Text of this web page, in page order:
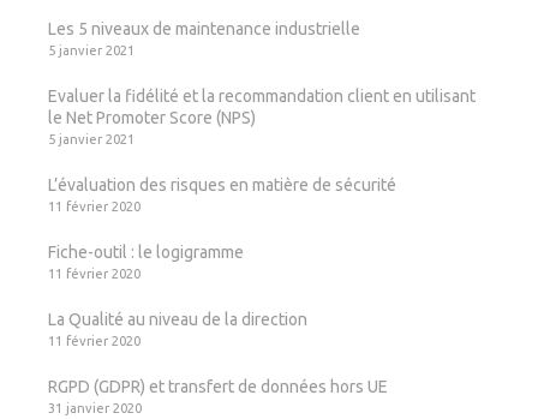
Les 5 niveaux de maintenance industrielle
5 janvier 2021
Evaluer la fidélité et la recommandation client en utilisant
le Net Promoter Score (NPS)
5 janvier 2021
L’évaluation des risques en matière de sécurité
11 février 2020
Fiche-outil : le logigramme
11 février 2020
La Qualité au niveau de la direction
11 février 2020
RGPD (GDPR) et transfert de données hors UE
31 janvier 2020